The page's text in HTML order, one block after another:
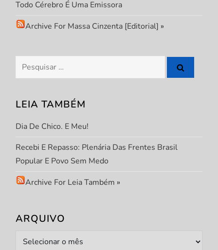
d
P
o
s
t
Todo Cérebro É Uma Emissora
Archive For Massa Cinzenta [Editorial] »
Pesquisar
por:
LEIA TAMBÉM
Dia De Chico. E Meu!
Recebi E Repasso: Plenária Das Frentes Brasil
Popular E Povo Sem Medo
Archive For Leia Também »
ARQUIVO
Arquivo